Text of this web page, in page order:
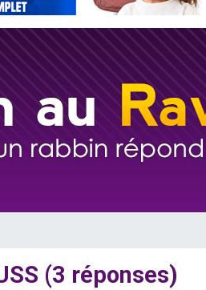
sur Zoom
pour 5 enfants déjà orphelins risquent
pour Reloger Rivka, 6 enfants, victime de
bénédiction
sur Zoom
(3 réponses)